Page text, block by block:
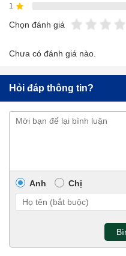
1
Chọn đánh giá
Chưa có đánh giá nào.
Hỏi đáp thông tin?
Anh Chị